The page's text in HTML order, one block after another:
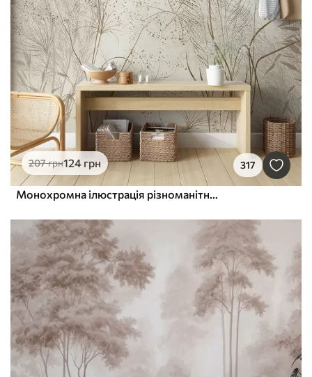
207грн124 грн 317
Монохромна ілюстрація різноманітних бежевих рослин і колосків з тонкими, хвилястими лініями і текстурами